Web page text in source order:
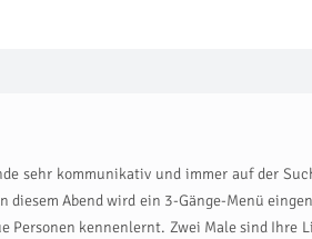
sehr kommunikativ und immer auf der
Abend wird ein 3-Gänge-Menü
kennenlernt. Zwei Male sind Ihre